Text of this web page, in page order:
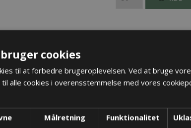
cookies
til at forbedre brugeroplevelsen. Ved at bruge
alle cookies i overensstemmelse med vores
Målretning Funktionalitet